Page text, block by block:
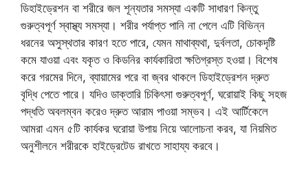
ডিহাইড্রেশন বা শরীরে জল শূন্যতার সমস্যা একটি সাধারণ কিন্তু
গুরুত্বপূর্ণ স্বাস্থ্য সমস্যা। শরীর পর্যাপ্ত পানি না পেলে এটি বিভিন্ন
ধরনের অসুস্থতার কারণ হতে পারে, যেমন মাথাব্যথা, দুর্বলতা, চোকদৃষ্টি
কমে যাওয়া এবং যকৃত ও কিডনির কার্যকারিতা ক্ষতিগ্রস্ত হওয়া। বিশেষ
করে গরমের দিনে, ব্যায়ামের পরে বা জ্বর থাকলে ডিহাইড্রেশন দ্রুত
বৃদ্ধি পেতে পারে। যদিও ডাক্তারি চিকিৎসা গুরুত্বপূর্ণ, ঘরোয়াই কিছু সহজ
পদ্ধতি অবলম্বন করেও দ্রুত আরাম পাওয়া সম্ভব। এই আর্টিকেলে
আমরা এমন ৫টি কার্যকর ঘরোয়া উপায় নিয়ে আলোচনা করব, যা নিয়মিত
অনুশীলনে শরীরকে হাইড্রেটেড রাখতে সাহায্য করবে।